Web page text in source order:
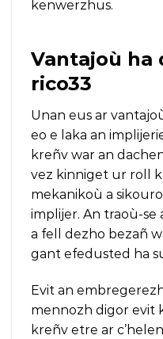
kenwerzhus.
Vantajoù ha
rico33
Unan eus ar
eo e laka an
kreñv war an
vez kinniget ur roll
mekanikoù a
implijer. An traoù-se
a fell dezho bezañ
gant efedusted ha
Evit an
mennozh digor evit
kreñv etre ar